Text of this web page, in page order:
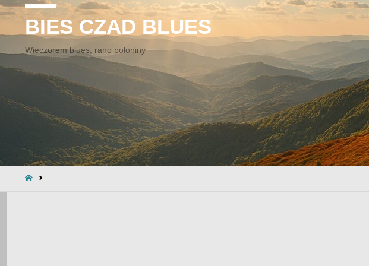
BIES CZAD BLUES
Wieczorem blues, rano połoniny
STRONA